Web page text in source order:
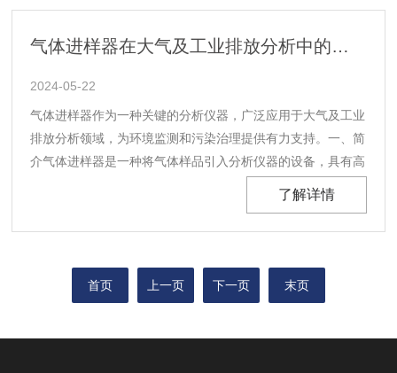
气体进样器在大气及工业排放分析中的应用
2024-05-22
气体进样器作为一种关键的分析仪器，广泛应用于大气及工业
排放分析领域，为环境监测和污染治理提供有力支持。一、简
介气体进样器是一种将气体样品引入分析仪器的设备，具有高
精度、高灵敏度、高稳定性等特点。根据工作原理不同，可分
放分析中，常用的主要有气袋式和吸附管式两种。二、在......
了解详情
首页 上一页 下一页 末页